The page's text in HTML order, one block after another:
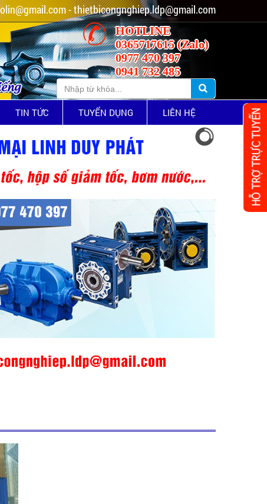
- thietbicongnghiep.ldp@gmail.com
HOTLINE
0365717615 (Zalo)
0977 470 397
0941 732 485
TIN TỨC TUYỂN DỤNG LIÊN HỆ